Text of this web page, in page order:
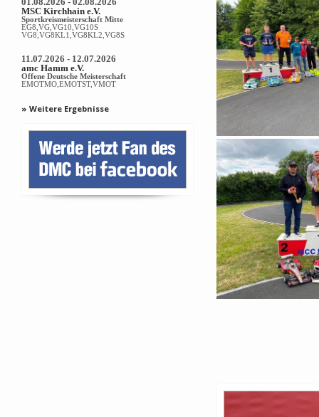
MSC Kirchhain e.V.
Sportkreismeisterschaft Mitte
EG8,VG,VG10,VG10S
VG8,VG8KL1,VG8KL2,VG8S
11.07.2026 - 12.07.2026
amc Hamm e.V.
Offene Deutsche Meisterschaft
EMOTMO,EMOTST,VMOT
» Weitere Ergebnisse